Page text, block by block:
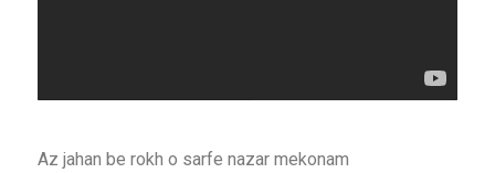
Az jahan be rokh o sarfe nazar mekonam